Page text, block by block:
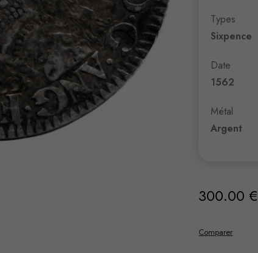
Types
Sixpence
Date
1562
Métal
Argent
300.00€
Comparer